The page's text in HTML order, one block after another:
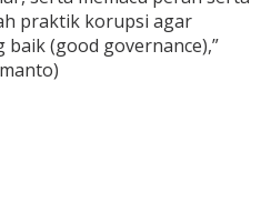
praktik korupsi agar
(good governance),”